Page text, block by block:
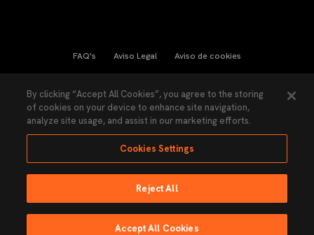
FAQ's Aviso Legal Aviso de cookies
Ley Transparencia Política de Privacidad
Accesibilidad
Ninguna parte de esta página puede ser reproducida sin el permiso del Valencia
By clicking “Accept All Cookies”, you agree to the storing
of cookies on your device to enhance site navigation,
analyze site usage, and assist in our marketing efforts.
Cookies Settings
Reject All
Accept All Cookies